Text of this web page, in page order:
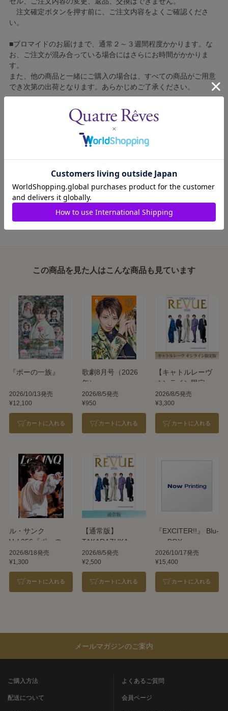
注文確定ボタンを押す前に、ご注文内容をよくご確認くださ
い。
■ブロマイドのお届けまで、通常２～３週間程度かかります。な
お、ご注文が混み合っている場合にはさらにお時間がかかりま
す。
また、他の商品と一緒にご購入の場合は、すべての商品がご用意
でき次第の出荷となります。あらかじめご了承ください。
■コンビニ決済をご利用の場合はご入金確認後の製造となりま
■ブロマイドの個包装はしておりません。
■ブロマイドに不良がございましたら、良品と交換いたしますの
で、お手数ですが弊社カスタマーセンターへご連絡ください。
1403413-026
この商品を見た人はこんな商品も見ています
『ポーの一族』
2026/10/13発売
¥12,100
カートに入れる
歌劇8月号（2026
年）
2026/8/5発売
¥950
カートに入れる
【キャトルレーヴ
オンライン限定
版】TAKARAZUKA
REVUE 2026
2026/8/5発売
¥3,300
カートに入れる
ル・サンク
Vol.256『ポーの一
族』＜雪組＞
2026/8/18発売
¥1,300
カートに入れる
【通常版】
TAKARAZUKA
REVUE 2026
2026/8/5発売
¥2,500
カートに入れる
『EXCITER!!』 Blu-
ray BOX
2026/10/17発売
¥15,400
カートに入れる
メールマガジンのご案内
ご購入方法
配送について
よくあるご質問
会員ページ